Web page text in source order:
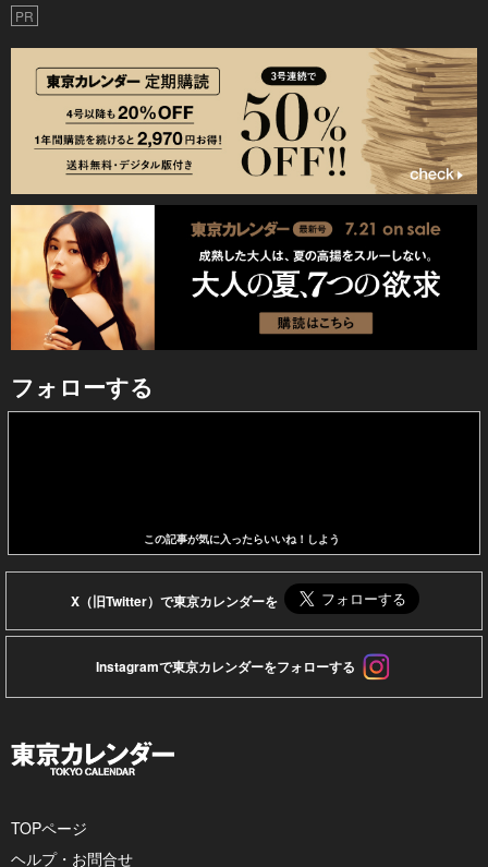
PR
フォローする
この記事が気に入ったらいいね！しよう
X（旧Twitter）で東京カレンダーを
Instagramで東京カレンダーをフォローする
TOPページ
ヘルプ・お問合せ